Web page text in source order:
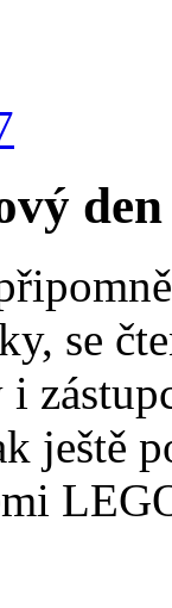
se
ještě